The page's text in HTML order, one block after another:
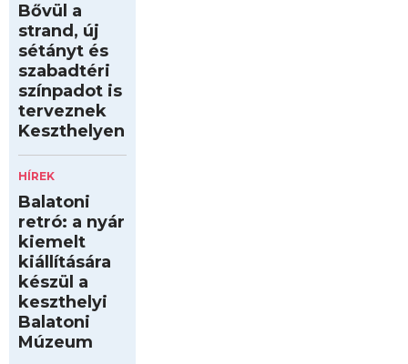
Bővül a
strand, új
sétányt és
szabadtéri
színpadot is
terveznek
Keszthelyen
HÍREK
Balatoni
retró: a nyár
kiemelt
kiállítására
készül a
keszthelyi
Balatoni
Múzeum